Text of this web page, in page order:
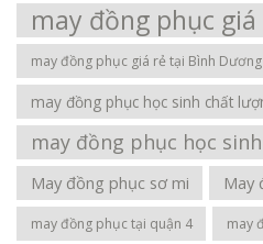
may đồng phục
may đồng phục giá rẻ tại Bình Dương
may đồng phục học sinh chất
may đồng phục học
May đồng phục sơ mi May
may đồng phục tại quận 4 may